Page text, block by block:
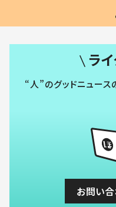
ラ
“人”のグッドニュース
お問い